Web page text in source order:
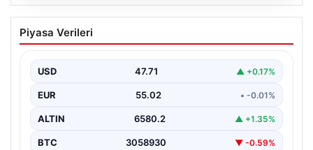
05.08.2026
FETÖ’nün Marmaris Suikast Timinde İki
Yıldızın Çıkardığı Sır: Firari Teröristin
15 Temmuz 2016 tarihinde gerçekleştirilen başarısız
girişimin…
Piyasa Verileri
USD 47.71 ▲ +0.17%
EUR 55.02 • -0.01%
ALTIN 6580.2 ▲ +1.35%
BTC 3058930 ▼ -0.59%